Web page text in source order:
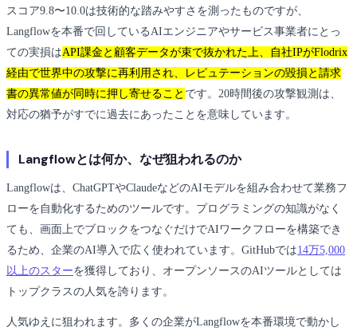
スコア9.8〜10.0は技術的な踏みやすさを測ったものですが、
Langflowを本番で回しているAIエンジニアやサービス事業者にとっ
ての実損はAPI課金と顧客データが束で抜かれた上、自社IPがFlodrix
経由で世界中の攻撃に再利用され、レピュテーションの毀損と請求
書の異常値が同時に押し寄せること です。20時間後の攻撃観測は、
対応の猶予がすでに過去にあったことを意味しています。
Langflowとは何か、なぜ狙われるのか
Langflowは、ChatGPTやClaudeなどのAIモデルを組み合わせて業務フ
ローを自動化するためのツールです。プログラミングの知識がなく
ても、画面上でブロックをつなぐだけでAIワークフローを構築でき
るため、企業のAI導入で広く使われています。GitHubでは14万5,000
以上のスターを獲得しており、オープンソースのAIツールとしては
トップクラスの人気を誇ります。
人気ゆえに狙われます。多くの企業がLangflowを本番環境で動かし